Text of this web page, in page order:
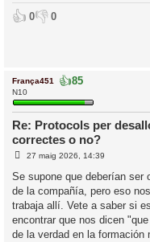
👍 0👎 0
França451 👍85
N10
Re: Protocols per
correctes o no?
E
t
r
d
a
27 maig 2026, 14:39
Se supone que deberían ser
de la compañía, pero eso
trabaja allí. Vete a saber si
encontrar que nos dicen
de la verdad en la